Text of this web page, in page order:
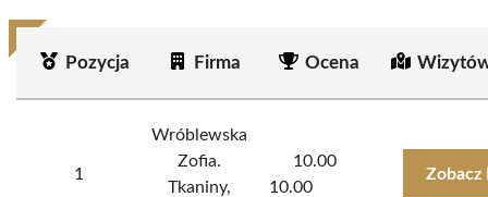
Pozycja Firma Ocena
1
Wróblewska
Zofia.
Tkaniny,
10.00
10.00
Zobacz